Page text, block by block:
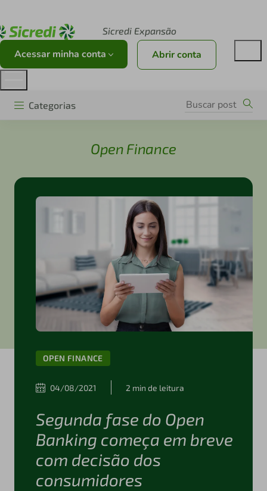
Sicredi Expansão
Acessar minha conta Abrir conta
Categorias
Open Finance
OPEN FINANCE
04/08/2021 2 min de leitura
Segunda fase do Open
Banking começa em breve
com decisão dos
consumidores